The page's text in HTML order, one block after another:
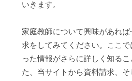
いきます。
家庭教師について興味があれ
求をしてみてください。ここ
った情報がさらに詳しく知るこ
た、当サイトから資料請求、